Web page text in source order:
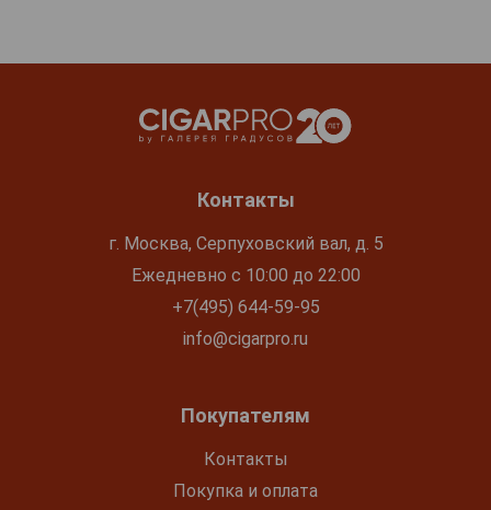
Контакты
г. Москва, Серпуховский вал, д. 5
Ежедневно с 10:00 до 22:00
+7(495) 644-59-95
info@cigarpro.ru
Покупателям
Контакты
Покупка и оплата